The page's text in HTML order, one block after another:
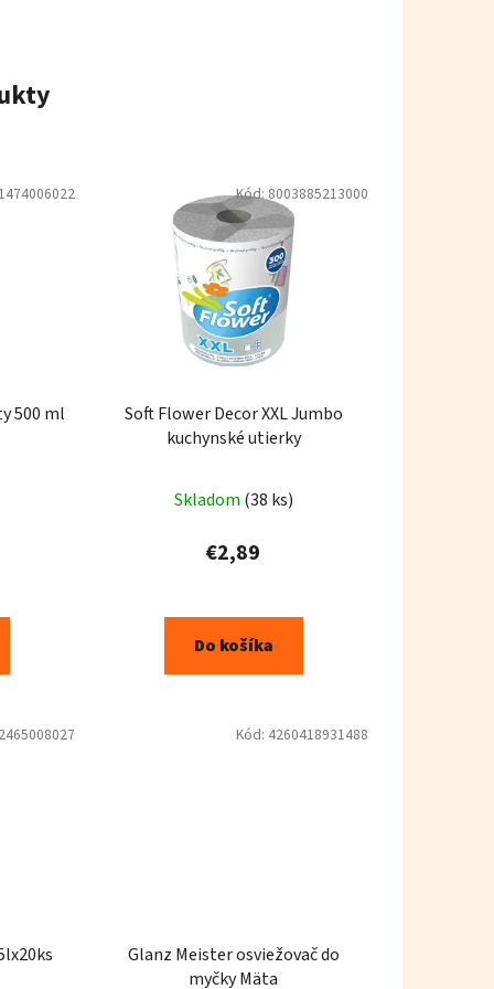
500 ml
Soft Flower Decor XXL Jumbo
kuchynské utierky
Skladom (38 ks)
€2,89
Do košíka
Kód: 8003885213000
Glanz Meister osviežovač do
myčky Mäta
Kód: 4260418931488